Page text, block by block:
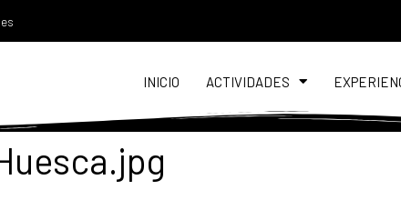
INICIO ACTIVIDADES